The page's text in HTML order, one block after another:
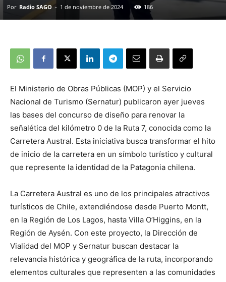
Por Radio SAGO - 1 de noviembre de 2024 186
El Ministerio de Obras Públicas (MOP) y el Servicio
Nacional de Turismo (Sernatur) publicaron ayer jueves
las bases del concurso de diseño para renovar la
señalética del kilómetro 0 de la Ruta 7, conocida como la
Carretera Austral. Esta iniciativa busca transformar el hito
de inicio de la carretera en un símbolo turístico y cultural
que represente la identidad de la Patagonia chilena.
La Carretera Austral es uno de los principales atractivos
turísticos de Chile, extendiéndose desde Puerto Montt,
en la Región de Los Lagos, hasta Villa O’Higgins, en la
Región de Aysén. Con este proyecto, la Dirección de
Vialidad del MOP y Sernatur buscan destacar la
relevancia histórica y geográfica de la ruta, incorporando
elementos culturales que representen a las comunidades